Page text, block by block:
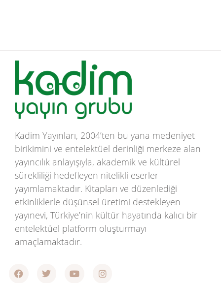
Kadim Yayınları, 2004’ten bu yana medeniyet
birikimini ve entelektüel derinliği merkeze alan
yayıncılık anlayışıyla, akademik ve kültürel
sürekliliği hedefleyen nitelikli eserler
yayımlamaktadır. Kitapları ve düzenlediği
etkinliklerle düşünsel üretimi destekleyen
yayınevi, Türkiye’nin kültür hayatında kalıcı bir
entelektüel platform oluşturmayı
amaçlamaktadır.